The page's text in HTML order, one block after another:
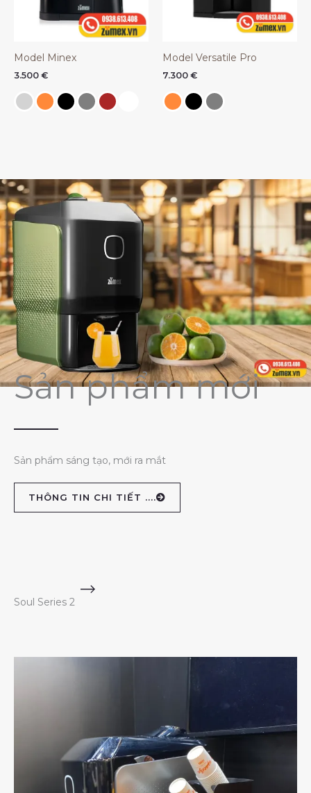
Model Minex
3.500 €
Model Versatile Pro
7.300 €
Sản phẩm mới
Sản phẩm sáng tạo, mới ra mắt
THÔNG TIN CHI TIẾT ....
Soul Series 2